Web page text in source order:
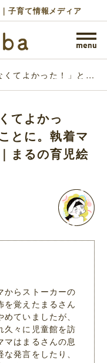
子育て情報メディア
くてよかった！」と喜
記
てよかっ
とに。執着マ
まるの育児絵
からストーカーの
を覚えたまるさん
ていましたが、
久々に児童館を訪
はまるさんの息
発言をしたり、